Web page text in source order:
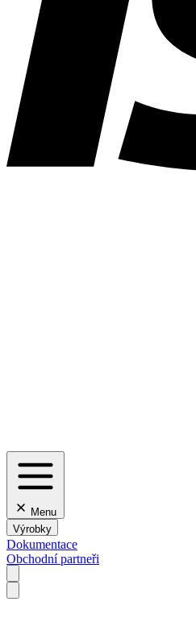
Menu
Výrobky
Dokumentace
Obchodní partneři